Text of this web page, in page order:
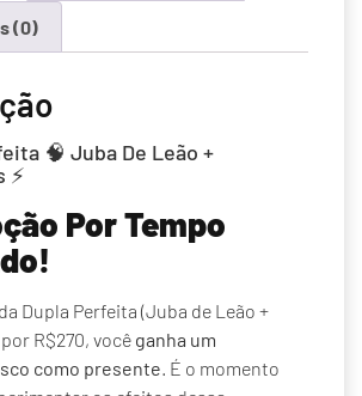
(0)
🧠 Juba De Leão +
Por Tempo
Dupla Perfeita (Juba de Leão +
R$270, você ganha um
como presente. É o momento